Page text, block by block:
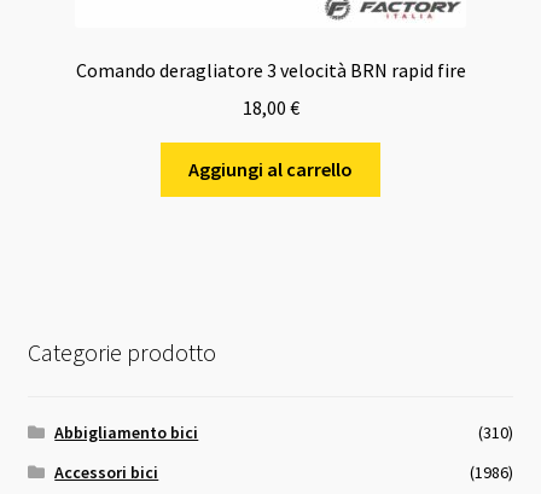
Comando deragliatore 3 velocità BRN rapid fire
18,00 €
Aggiungi al carrello
Categorie prodotto
Abbigliamento bici
(310)
Accessori bici
(1986)